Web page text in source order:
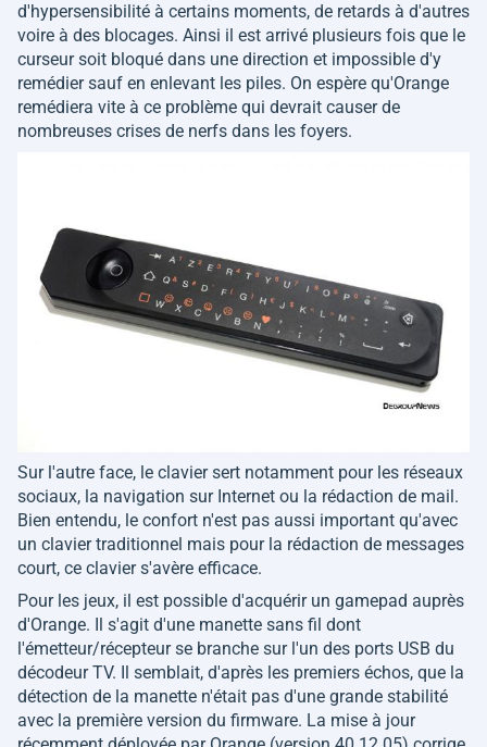
d'hypersensibilité à certains moments, de retards à d'autres
voire à des blocages. Ainsi il est arrivé plusieurs fois que le
curseur soit bloqué dans une direction et impossible d'y
remédier sauf en enlevant les piles. On espère qu'Orange
remédiera vite à ce problème qui devrait causer de
nombreuses crises de nerfs dans les foyers.
Sur l'autre face, le clavier sert notamment pour les réseaux
sociaux, la navigation sur Internet ou la rédaction de mail.
Bien entendu, le confort n'est pas aussi important qu'avec
un clavier traditionnel mais pour la rédaction de messages
court, ce clavier s'avère efficace.
Pour les jeux, il est possible d'acquérir un gamepad auprès
d'Orange. Il s'agit d'une manette sans fil dont
l'émetteur/récepteur se branche sur l'un des ports USB du
décodeur TV. Il semblait, d'après les premiers échos, que la
détection de la manette n'était pas d'une grande stabilité
avec la première version du firmware. La mise à jour